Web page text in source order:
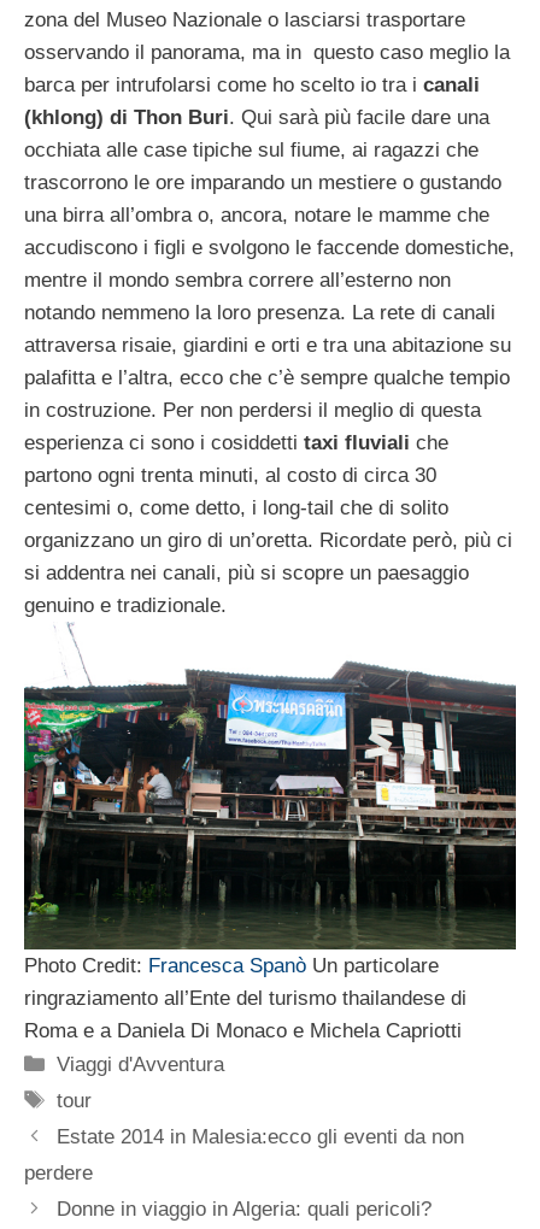
zona del Museo Nazionale o lasciarsi trasportare
osservando il panorama, ma in questo caso meglio la
barca per intrufolarsi come ho scelto io tra i canali
(khlong) di Thon Buri. Qui sarà più facile dare una
occhiata alle case tipiche sul fiume, ai ragazzi che
trascorrono le ore imparando un mestiere o gustando
una birra all’ombra o, ancora, notare le mamme che
accudiscono i figli e svolgono le faccende domestiche,
mentre il mondo sembra correre all’esterno non
notando nemmeno la loro presenza. La rete di canali
attraversa risaie, giardini e orti e tra una abitazione su
palafitta e l’altra, ecco che c’è sempre qualche tempio
in costruzione. Per non perdersi il meglio di questa
esperienza ci sono i cosiddetti taxi fluviali che
partono ogni trenta minuti, al costo di circa 30
centesimi o, come detto, i long-tail che di solito
organizzano un giro di un’oretta. Ricordate però, più ci
si addentra nei canali, più si scopre un paesaggio
genuino e tradizionale.
Photo Credit: Francesca Spanò Un particolare
ringraziamento all’Ente del turismo thailandese di
Roma e a Daniela Di Monaco e Michela Capriotti
Categorie
Viaggi d'Avventura
Tag
tour
Estate 2014 in Malesia:ecco gli eventi da non
perdere
Donne in viaggio in Algeria: quali pericoli?